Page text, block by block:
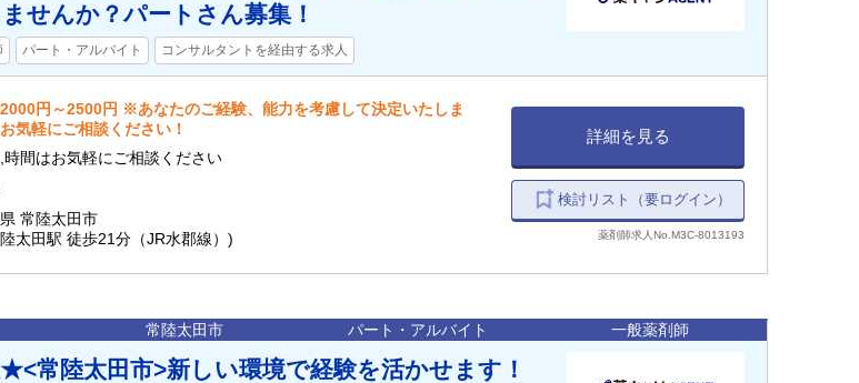
せんか？パートさん募集！
パート・アルバイト コンサルタントを経由する求人
円～2500円 ※あなたのご経験、能力を考慮して決定いたしま
気軽にご相談ください！
時間はお気軽にご相談ください
常陸太田市
太田駅 徒歩21分（JR水郡線）)
詳細を見る
検討リスト（要ログイン）
薬剤師求人No.M3C-8013193
常陸太田市 パート・アルバイト 一般薬剤師
常陸太田市>新しい環境で経験を活かせます！